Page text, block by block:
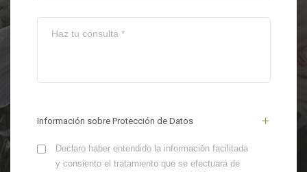
Información sobre Protección de Datos
Declaro haber entendido la información facilitada
y consiento el tratamiento que se efectuará de